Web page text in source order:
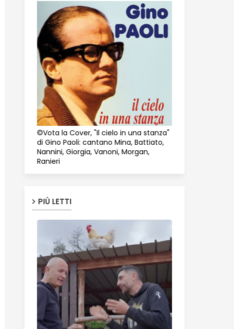
©Vota la Cover, "Il cielo in una stanza"
di Gino Paoli: cantano Mina, Battiato,
Nannini, Giorgia, Vanoni, Morgan,
Ranieri
PIÙ LETTI